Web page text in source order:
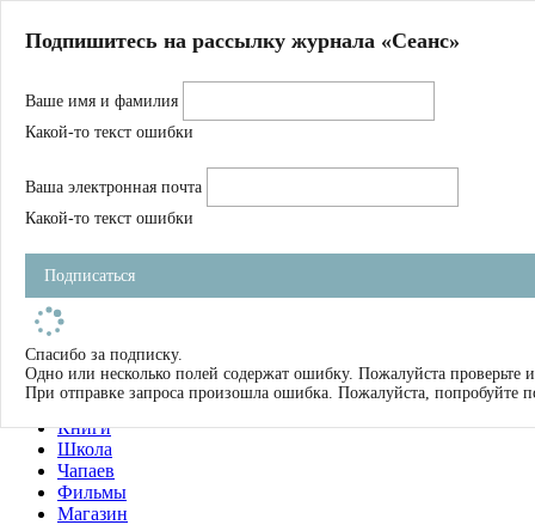
Магазин
Журнал
Школа
Устав
Фильмы
Имена
Тэги
О нас
Журнал
Книги
Школа
Чапаев
Фильмы
Магазин
Подпишитесь на рассылку журнала «Сеанс»
Ваше имя и фамилия
Какой-то текст ошибки
Ваша электронная почта
Какой-то текст ошибки
Подписаться
Спасибо за подписку.
Одно или несколько полей содержат ошибку. Пожалуйста проверьте
При отправке запроса произошла ошибка. Пожалуйста, попробуйте